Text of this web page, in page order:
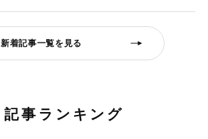
新着記事一覧を見る
記事ランキング